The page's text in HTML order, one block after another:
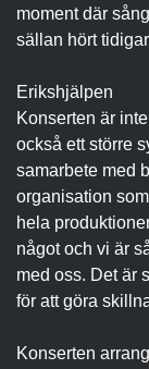
moment där
sällan hört
Erikshjälpen
Konserten är
också ett större
samarbete med
organisation
hela
något och vi är
med oss. Det är
för att göra
Konserten